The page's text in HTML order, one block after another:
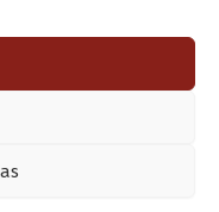
[…]
en su titna